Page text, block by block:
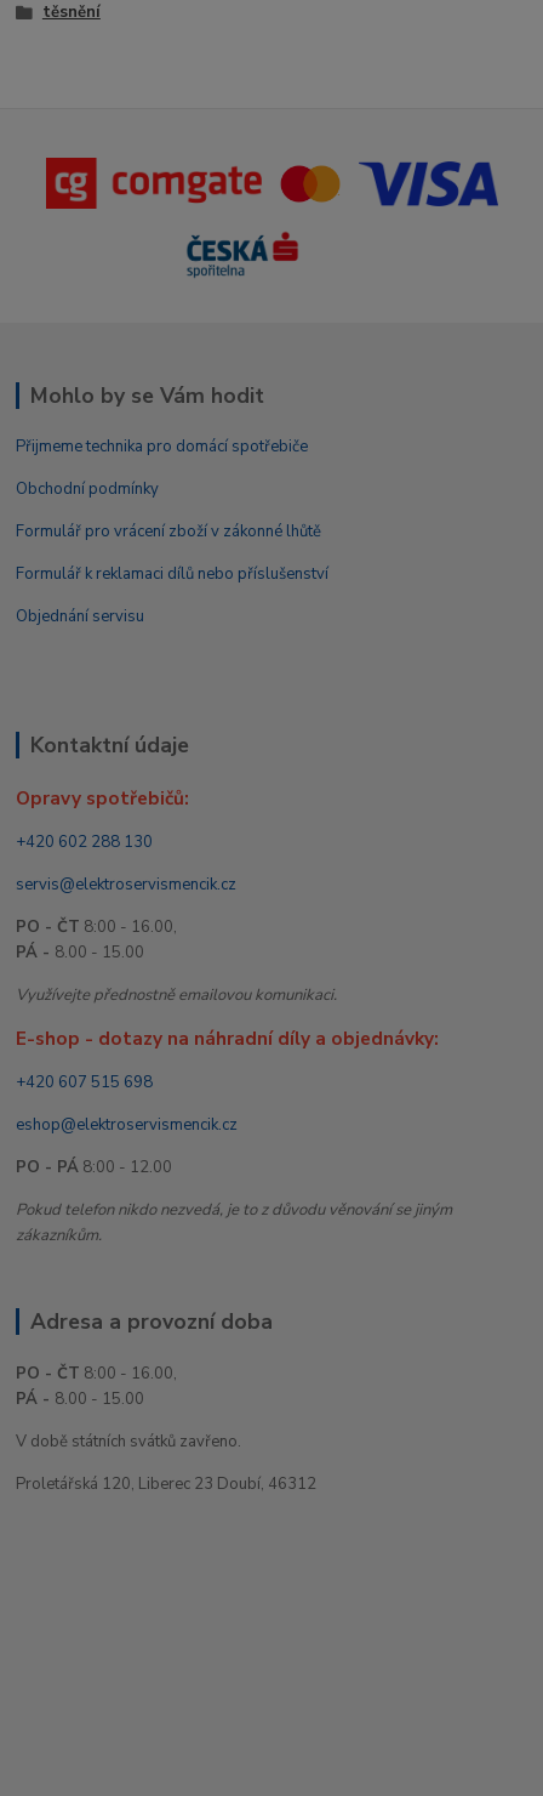
těsnění
Mohlo by se Vám hodit
Přijmeme technika pro domácí spotřebiče
Obchodní podmínky
Formulář pro vrácení zboží v zákonné lhůtě
Formulář k reklamaci dílů nebo příslušenství
Objednání servisu
Kontaktní údaje
Opravy spotřebičů:
+420 602 288 130
servis@elektroservismencik.cz
PO - ČT 8:00 - 16.00,
PÁ - 8.00 - 15.00
Využívejte přednostně emailovou komunikaci.
E-shop - dotazy na náhradní díly a objednávky:
+420 607 515 698
eshop@elektroservismencik.cz
PO - PÁ 8:00 - 12.00
Pokud telefon nikdo nezvedá, je to z důvodu věnování se jiným
zákazníkům.
Adresa a provozní doba
PO - ČT 8:00 - 16.00,
PÁ - 8.00 - 15.00
V době státních svátků zavřeno.
Proletářská 120, Liberec 23 Doubí, 46312